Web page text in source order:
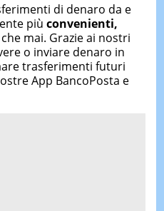
di denaro da e
più convenienti,
che mai. Grazie ai nostri
o inviare denaro in
trasferimenti futuri
App BancoPosta e